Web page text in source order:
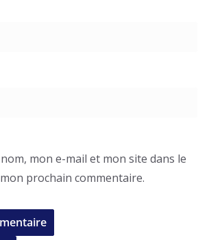
mon e-mail et mon site dans le
prochain commentaire.